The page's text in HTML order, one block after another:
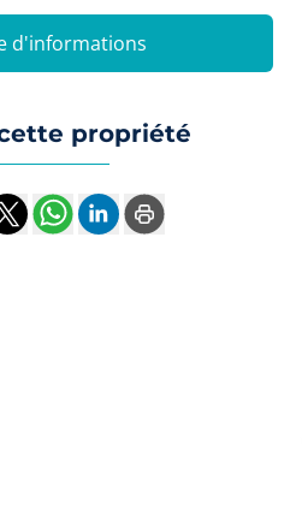
d'informations
propriété